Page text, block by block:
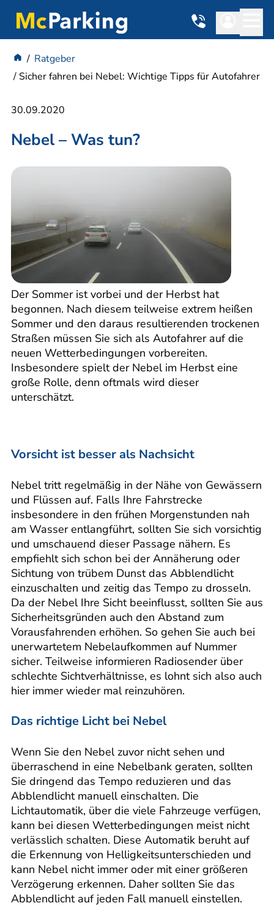
Ratgeber
Sicher fahren bei Nebel: Wichtige Tipps für Autofahrer
30.09.2020
Nebel – Was tun?
Der Sommer ist vorbei und der Herbst hat
begonnen. Nach diesem teilweise extrem heißen
Sommer und den daraus resultierenden trockenen
Straßen müssen Sie sich als Autofahrer auf die
neuen Wetterbedingungen vorbereiten.
Insbesondere spielt der Nebel im Herbst eine
große Rolle, denn oftmals wird dieser
unterschätzt.
Vorsicht ist besser als Nachsicht
Nebel tritt regelmäßig in der Nähe von Gewässern
und Flüssen auf. Falls Ihre Fahrstrecke
insbesondere in den frühen Morgenstunden nah
am Wasser entlangführt, sollten Sie sich vorsichtig
und umschauend dieser Passage nähern. Es
empfiehlt sich schon bei der Annäherung oder
Sichtung von trübem Dunst das Abblendlicht
einzuschalten und zeitig das Tempo zu drosseln.
Da der Nebel Ihre Sicht beeinflusst, sollten Sie aus
Sicherheitsgründen auch den Abstand zum
Vorausfahrenden erhöhen. So gehen Sie auch bei
unerwartetem Nebelaufkommen auf Nummer
sicher. Teilweise informieren Radiosender über
schlechte Sichtverhältnisse, es lohnt sich also auch
hier immer wieder mal reinzuhören.
Das richtige Licht bei Nebel
Wenn Sie den Nebel zuvor nicht sehen und
überraschend in eine Nebelbank geraten, sollten
Sie dringend das Tempo reduzieren und das
Abblendlicht manuell einschalten. Die
Lichtautomatik, über die viele Fahrzeuge verfügen,
kann bei diesen Wetterbedingungen meist nicht
verlässlich schalten. Diese Automatik beruht auf
die Erkennung von Helligkeitsunterschieden und
kann Nebel nicht immer oder mit einer größeren
Verzögerung erkennen. Daher sollten Sie das
Abblendlicht auf jeden Fall manuell einstellen.